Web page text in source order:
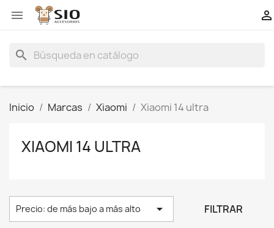
 
search
Inicio Marcas Xiaomi Xiaomi 14 ultra
XIAOMI 14 ULTRA
Precio: de más bajo a más alto  FILTRAR